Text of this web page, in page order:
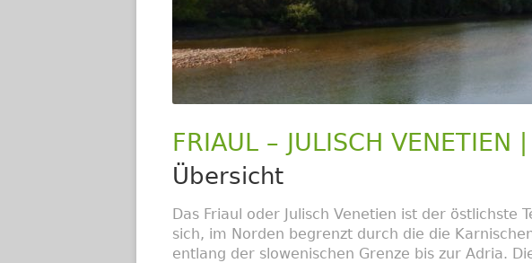
FRIAUL – JULISCH VENETIEN
Übersicht
Das Friaul oder Julisch Venetien ist der östlichste
sich, im Norden begrenzt durch die die
entlang der slowenischen Grenze bis zur Adria.